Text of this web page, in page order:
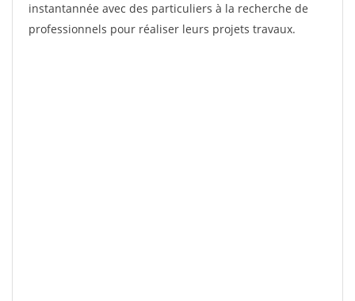
instantannée avec des particuliers à la recherche de
professionnels pour réaliser leurs projets travaux.